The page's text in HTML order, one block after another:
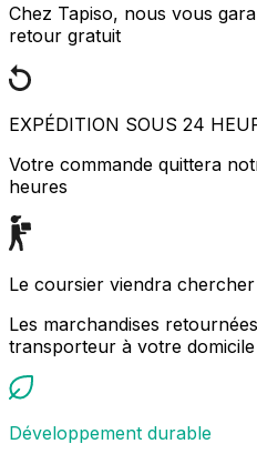
Chez Tapiso, nous vous
retour gratuit
EXPÉDITION SOUS 24
Votre commande quittera
heures
Le coursier viendra
Les marchandises
transporteur à votre domicile
Développement durable